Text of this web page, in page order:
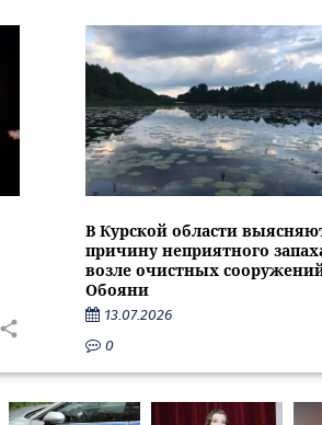
В Курской области
причину неприятного
возле очистных
Обояни
13.07.2026
0